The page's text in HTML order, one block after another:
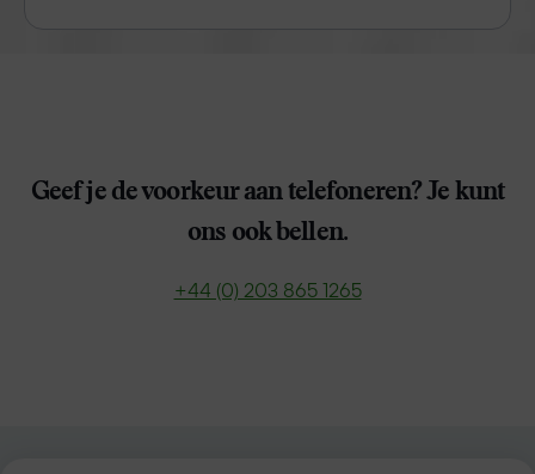
Geef je de voorkeur aan telefoneren? Je kunt
ons ook bellen.
+44 (0) 203 865 1265